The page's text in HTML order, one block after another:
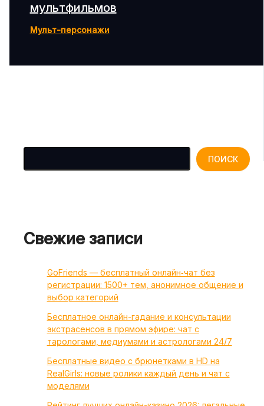
ПОИСК
Свежие записи
GoFriends — бесплатный онлайн‑чат без
регистрации: 1500+ тем, анонимное общение и
выбор категорий
Бесплатное онлайн-гадание и консультации
экстрасенсов в прямом эфире: чат с
тарологами, медиумами и астрологами 24/7
Бесплатные видео с брюнетками в HD на
RealGirls: новые ролики каждый день и чат с
моделями
мультфильмов
Мульт-персонажи